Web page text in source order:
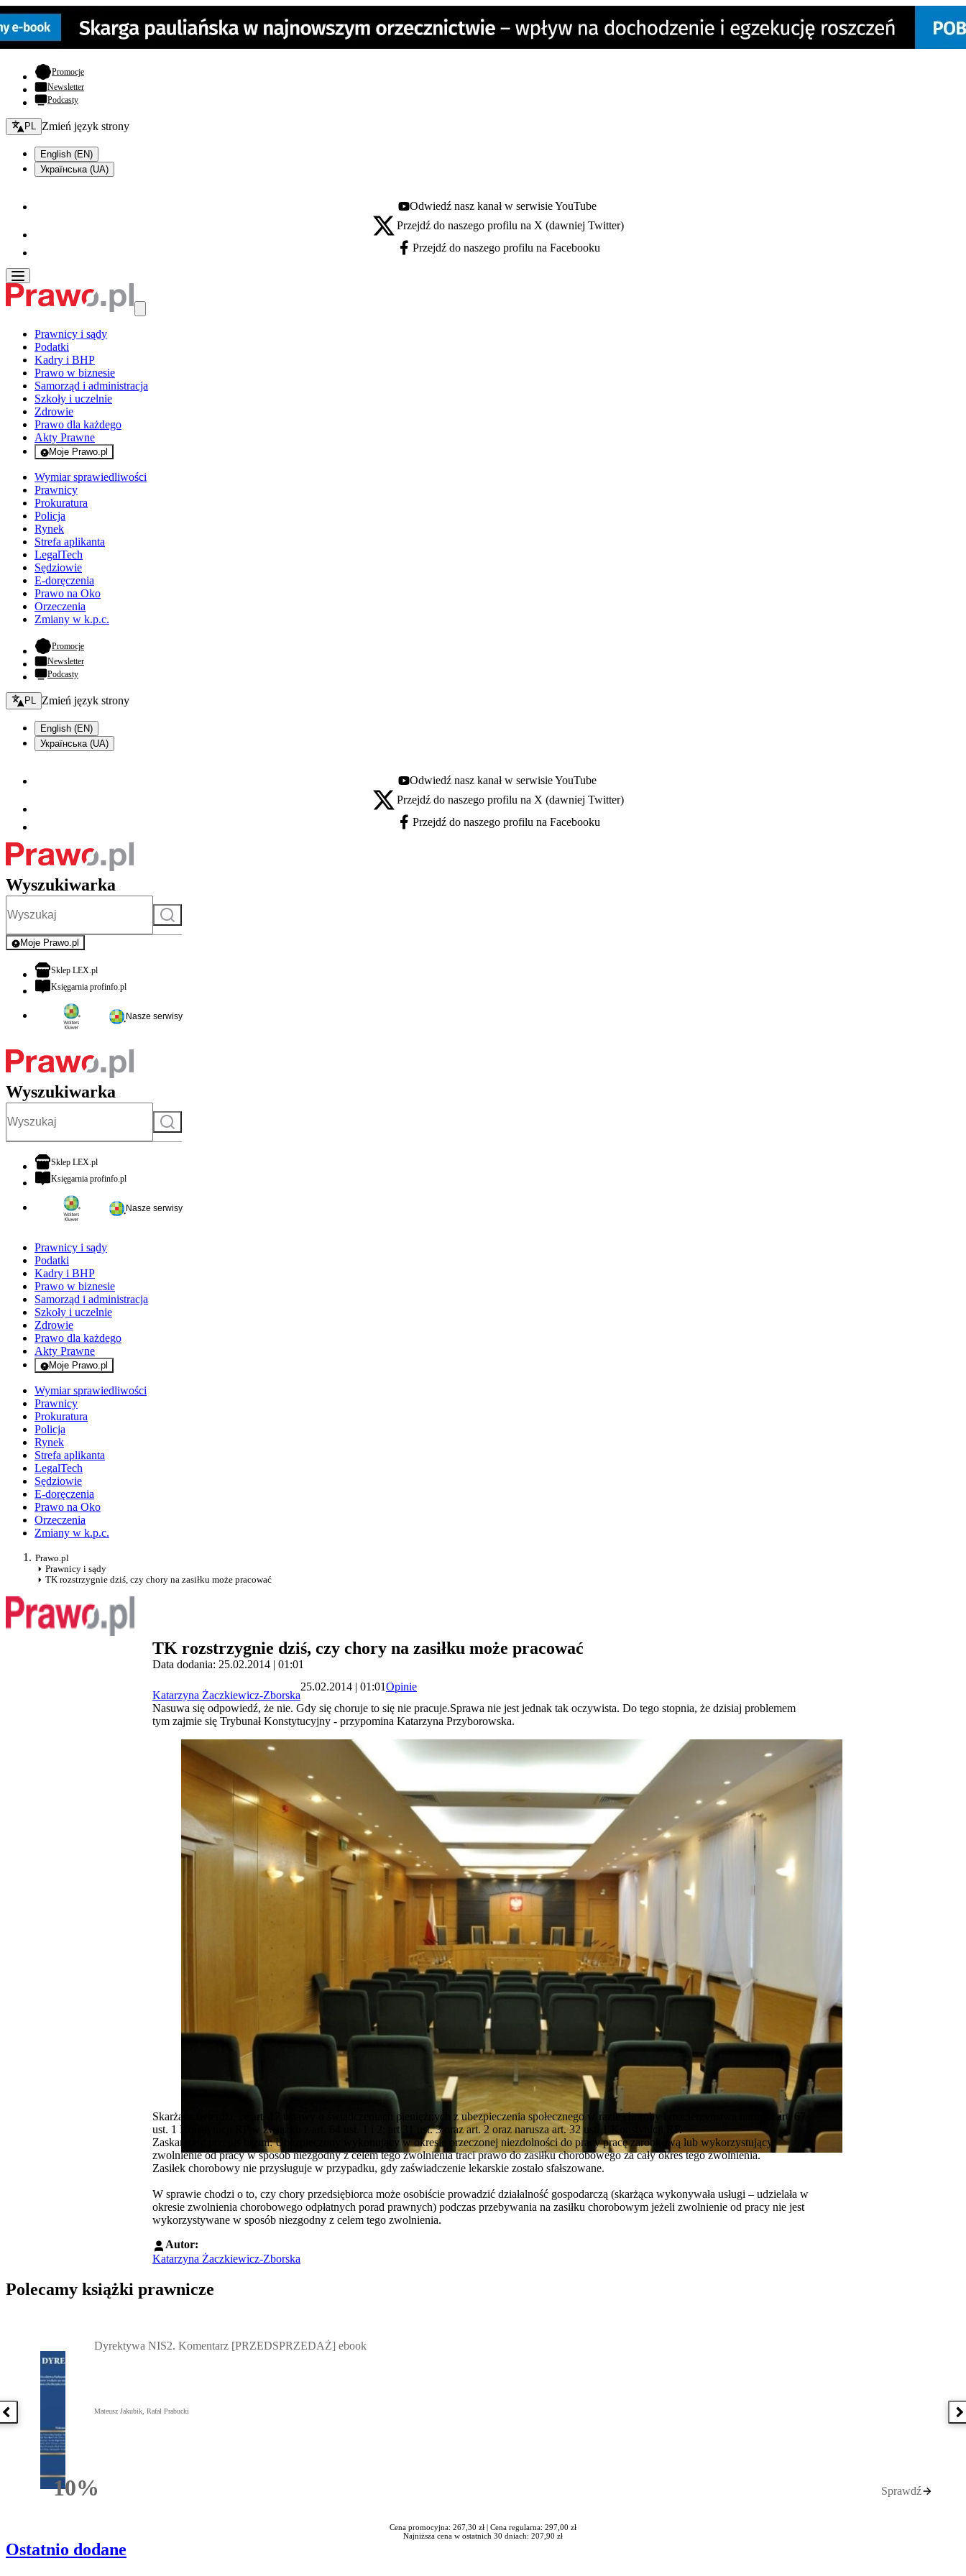
Promocje- otwiera się w nowej karcie
Newsletter
Podcasty
Zmień język - bieżący:
PL Zmień język strony
English (EN)
Українська (UA)
Youtube - otwiera się w nowej karcie
Odwiedź nasz kanał w serwisie YouTube
X - otwiera się w nowej karcie
Przejdź do naszego profilu na X (dawniej Twitter)
Facebook - otwiera się w nowej karcie
Przejdź do naszego profilu na Facebooku
Prawnicy i sądy
Podatki
Kadry i BHP
Prawo w biznesie
Samorząd i administracja
Szkoły i uczelnie
Zdrowie
Prawo dla każdego
Akty Prawne
Moje Prawo.pl
- rejestracja i logowanie do serwisu
Wymiar sprawiedliwości
Prawnicy
Prokuratura
Policja
Rynek
Strefa aplikanta
LegalTech
Sędziowie
E-doręczenia
Prawo na Oko
Orzeczenia
Zmiany w k.p.c.
Promocje- otwiera się w nowej karcie
Newsletter
Podcasty
Zmień język - bieżący:
PL Zmień język strony
English (EN)
Українська (UA)
Youtube - otwiera się w nowej karcie
Odwiedź nasz kanał w serwisie YouTube
X - otwiera się w nowej karcie
Przejdź do naszego profilu na X (dawniej Twitter)
Facebook - otwiera się w nowej karcie
Przejdź do naszego profilu na Facebooku
Wyszukiwarka
Szukaj
Moje Prawo.pl
- rejestracja i logowanie do serwisu
Sklep LEX.plotwiera się w nowej karcie
Księgarnia profinfo.plotwiera się w nowej karcie
Nasze serwisy
Wyszukiwarka
Szukaj
Sklep LEX.plotwiera się w nowej karcie
Księgarnia profinfo.plotwiera się w nowej karcie
Nasze serwisy
Prawnicy i sądy
Podatki
Kadry i BHP
Prawo w biznesie
Samorząd i administracja
Szkoły i uczelnie
Zdrowie
Prawo dla każdego
Akty Prawne
Moje Prawo.pl
- rejestracja i logowanie do serwisu
Wymiar sprawiedliwości
Prawnicy
Prokuratura
Policja
Rynek
Strefa aplikanta
LegalTech
Sędziowie
E-doręczenia
Prawo na Oko
Orzeczenia
Zmiany w k.p.c.
Prawo.pl
Prawnicy i sądy
TK rozstrzygnie dziś, czy chory na zasiłku może pracować
TK rozstrzygnie dziś, czy chory na zasiłku może pracować
Data dodania: 25.02.2014 | 01:01
Katarzyna Żaczkiewicz-Zborska
25.02.2014 | 01:01Opinie
Nasuwa się odpowiedź, że nie. Gdy się choruje to się nie pracuje.Sprawa nie jest jednak tak oczywista. Do tego stopnia, że dzisiaj problemem
tym zajmie się Trybunał Konstytucyjny - przypomina Katarzyna Przyborowska.
Skarżąca twierdzi, że art. 17 ustawy o świadczeniach pieniężnych z ubezpieczenia społecznego w razie choroby i macierzyństwa narusza art. 67
ust. 1 Konstytucji RP w związku z art. 64 ust. 1 i 2; art 31 ust. 3 oraz art. 2 oraz narusza art. 32 ust. 1 Konstytucji RP.
Zaskarżony przepis brzmi: Ubezpieczony wykonujący w okresie orzeczonej niezdolności do pracy pracę zarobkową lub wykorzystujący
zwolnienie od pracy w sposób niezgodny z celem tego zwolnienia traci prawo do zasiłku chorobowego za cały okres tego zwolnienia.
Zasiłek chorobowy nie przysługuje w przypadku, gdy zaświadczenie lekarskie zostało sfałszowane.
W sprawie chodzi o to, czy chory przedsiębiorca może osobiście prowadzić działalność gospodarczą (skarżąca wykonywała usługi – udzielała w
okresie zwolnienia chorobowego odpłatnych porad prawnych) podczas przebywania na zasiłku chorobowym jeżeli zwolnienie od pracy nie jest
wykorzystywane w sposób niezgodny z celem tego zwolnienia.
Autor:
Katarzyna Żaczkiewicz-Zborska
Polecamy książki prawnicze
Poprzednia książka
10%Rabatu
Dyrektywa NIS2. Komentarz [PRZEDSPRZEDAŻ] ebook
Mateusz Jakubik, Rafał Prabucki
Sprawdź
Cena promocyjna: 267,30 zł | Cena regularna: 297,00 zł
Najniższa cena w ostatnich 30 dniach: 207,90 zł
Ostatnio dodane